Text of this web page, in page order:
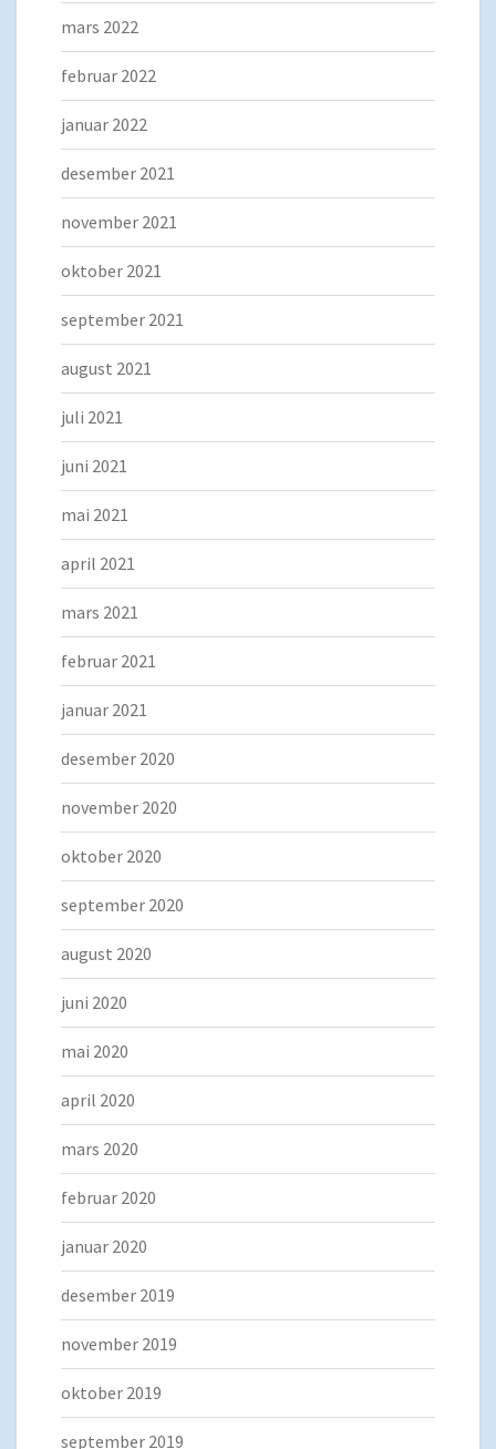
mars 2022
februar 2022
januar 2022
desember 2021
november 2021
oktober 2021
september 2021
august 2021
juli 2021
juni 2021
mai 2021
april 2021
mars 2021
februar 2021
januar 2021
desember 2020
november 2020
oktober 2020
september 2020
august 2020
juni 2020
mai 2020
april 2020
mars 2020
februar 2020
januar 2020
desember 2019
november 2019
oktober 2019
september 2019